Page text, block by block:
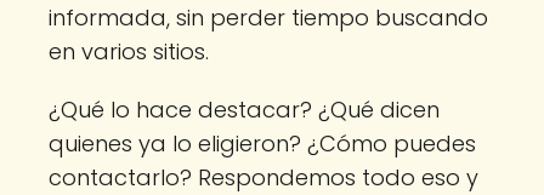
informada, sin perder tiempo buscando
en varios sitios.
¿Qué lo hace destacar? ¿Qué dicen
quienes ya lo eligieron? ¿Cómo puedes
contactarlo? Respondemos todo eso y